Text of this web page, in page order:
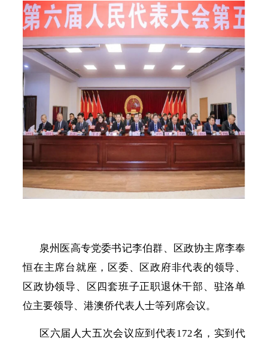
泉州医高专党委书记李伯群、区政协主席李奉
恒在主席台就座，区委、区政府非代表的领导、
区政协领导、区四套班子正职退休干部、驻洛单
位主要领导、港澳侨代表人士等列席会议。
区六届人大五次会议应到代表172名，实到代